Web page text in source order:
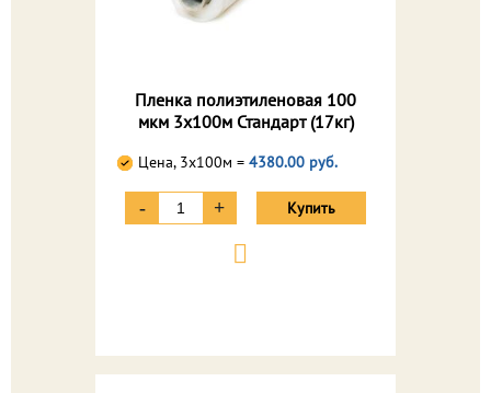
Пленка полиэтиленовая 100
мкм 3х100м Стандарт (17кг)
Цена, 3х100м = 4380.00 руб.
- + Купить